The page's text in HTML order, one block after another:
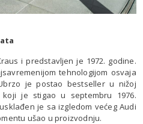
i predstavljen je 1972. godine.
tehnologijom osvaja
je postao bestseller u nižoj
je stigao u septembru 1976.
je sa izgledom većeg Audi
ušao u proizvodnju.